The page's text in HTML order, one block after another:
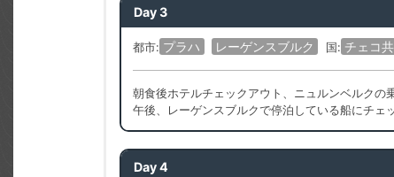
Day 3
都市: プラハ レーゲンスブルク 国: チェコ
朝食後ホテルチェックアウト、ニュルンベルクの
午後、レーゲンスブルクで停泊している船にチェ
Day 4